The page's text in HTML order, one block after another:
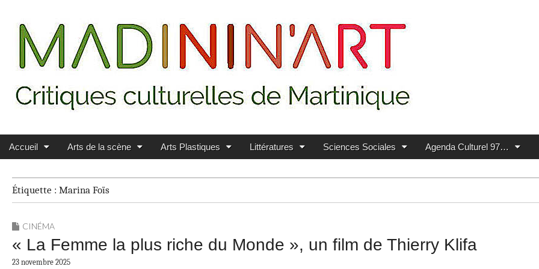
MADININ'ART
Main menu
Skip to content
Accueil Arts de la scène Arts Plastiques Littératures Sciences Sociales Agenda Culturel 97…
Étiquette : Marina Foïs
CINÉMA
« La Femme la plus riche du Monde », un film de Thierry Klifa
23 novembre 2025